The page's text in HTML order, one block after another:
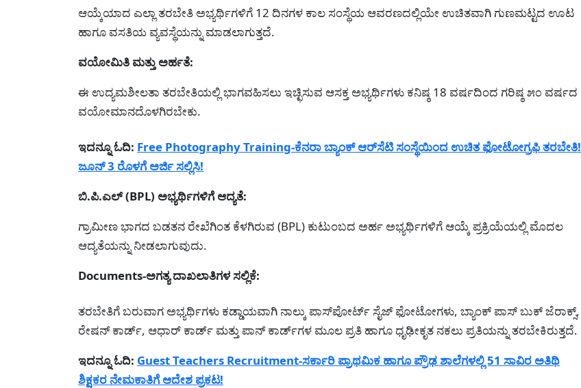
ಆಯ್ಕೆಯಾದ ಎಲ್ಲಾ ತರಬೇತಿ ಅಭ್ಯರ್ಥಿಗಳಿಗೆ 12 ದಿನಗಳ ಕಾಲ ಸಂಸ್ಥೆಯ ಆವರಣದಲ್ಲಿಯೇ ಉಚಿತವಾಗಿ ಗುಣಮಟ್ಟದ ಊಟ
ಹಾಗೂ ವಸತಿಯ ವ್ಯವಸ್ಥೆಯನ್ನು ಮಾಡಲಾಗುತ್ತದೆ.
ವಯೋಮಿತಿ ಮತ್ತು ಅರ್ಹತೆ:
ಈ ಉದ್ಯಮಶೀಲತಾ ತರಬೇತಿಯಲ್ಲಿ ಭಾಗವಹಿಸಲು ಇಚ್ಛಿಸುವ ಆಸಕ್ತ ಅಭ್ಯರ್ಥಿಗಳು ಕನಿಷ್ಠ 18 ವರ್ಷದಿಂದ ಗರಿಷ್ಠ ೫೦ ವರ್ಷದ
ವಯೋಮಾನದೊಳಗಿರಬೇಕು.
ಇದನ್ನೂ ಓದಿ: Free Photography Training-ಕೆನರಾ ಬ್ಯಾಂಕ್ ಆರ್‌ಸೆಟಿ ಸಂಸ್ಥೆಯಿಂದ ಉಚಿತ ಫೋಟೋಗ್ರಫಿ ತರಬೇತಿ!
ಜೂನ್ 3 ರೊಳಗೆ ಅರ್ಜಿ ಸಲ್ಲಿಸಿ!
ಬಿ.ಪಿ.ಎಲ್ (BPL) ಅಭ್ಯರ್ಥಿಗಳಿಗೆ ಆದ್ಯತೆ:
ಗ್ರಾಮೀಣ ಭಾಗದ ಬಡತನ ರೇಖೆಗಿಂತ ಕೆಳಗಿರುವ (BPL) ಕುಟುಂಬದ ಅರ್ಹ ಅಭ್ಯರ್ಥಿಗಳಿಗೆ ಆಯ್ಕೆ ಪ್ರಕ್ರಿಯೆಯಲ್ಲಿ ಮೊದಲ
ಆದ್ಯತೆಯನ್ನು ನೀಡಲಾಗುವುದು.
Documents-ಅಗತ್ಯ ದಾಖಲಾತಿಗಳ ಸಲ್ಲಿಕೆ:
ತರಬೇತಿಗೆ ಬರುವಾಗ ಅಭ್ಯರ್ಥಿಗಳು ಕಡ್ಡಾಯವಾಗಿ ನಾಲ್ಕು ಪಾಸ್‌ಪೋರ್ಟ್ ಸೈಜ್ ಫೋಟೋಗಳು, ಬ್ಯಾಂಕ್ ಪಾಸ್ ಬುಕ್ ಜೆರಾಕ್ಸ್,
ರೇಷನ್ ಕಾರ್ಡ್, ಆಧಾರ್ ಕಾರ್ಡ್ ಮತ್ತು ಪಾನ್ ಕಾರ್ಡ್‌ಗಳ ಮೂಲ ಪ್ರತಿ ಹಾಗೂ ಧೃಢೀಕೃತ ನಕಲು ಪ್ರತಿಯನ್ನು ತರಬೇಕಿರುತ್ತದೆ.
ಇದನ್ನೂ ಓದಿ: Guest Teachers Recruitment-ಸರ್ಕಾರಿ ಪ್ರಾಥಮಿಕ ಹಾಗೂ ಪ್ರೌಢ ಶಾಲೆಗಳಲ್ಲಿ 51 ಸಾವಿರ ಅತಿಥಿ
ಶಿಕ್ಷಕರ ನೇಮಕಾತಿಗೆ ಆದೇಶ ಪ್ರಕಟ!